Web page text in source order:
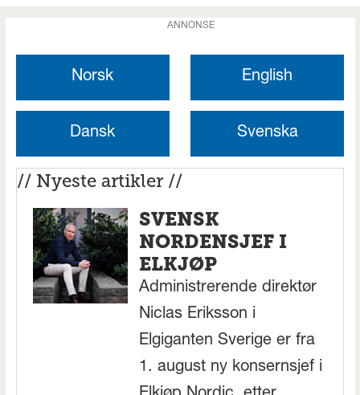
ANNONSE
Norsk English
Dansk Svenska
// Nyeste artikler //
SVENSK
NORDENSJEF I
ELKJØP
Administrerende direktør
Niclas Eriksson i
Elgiganten Sverige er fra
1. august ny konsernsjef i